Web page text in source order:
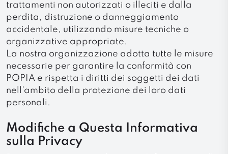
trattamenti non autorizzati o illeciti e dalla
perdita, distruzione o danneggiamento
accidentale, utilizzando misure tecniche o
organizzative appropriate.
La nostra organizzazione adotta tutte le misure
necessarie per garantire la conformità con
POPIA e rispetta i diritti dei soggetti dei dati
nell'ambito della protezione dei loro dati
personali.
Modifiche a Questa Informativa
sulla Privacy